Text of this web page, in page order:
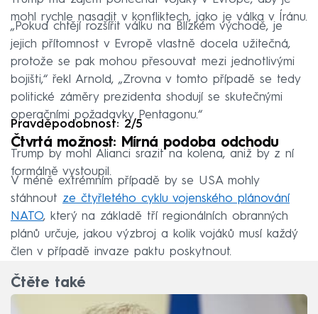
mohl rychle nasadit v konfliktech, jako je válka v Íránu.
„Pokud chtějí rozšířit válku na Blízkém východě, je
jejich přítomnost v Evropě vlastně docela užitečná,
protože se pak mohou přesouvat mezi jednotlivými
bojišti,“ řekl Arnold, „Zrovna v tomto případě se tedy
politické záměry prezidenta shodují se skutečnými
operačními požadavky Pentagonu.“
Pravděpodobnost: 2/5
Čtvrtá možnost: Mírná podoba odchodu
Trump by mohl Alianci srazit na kolena, aniž by z ní
formálně vystoupil.
V méně extrémním případě by se USA mohly
stáhnout ze čtyřletého cyklu vojenského plánování
NATO, který na základě tří regionálních obranných
plánů určuje, jakou výzbroj a kolik vojáků musí každý
člen v případě invaze paktu poskytnout.
Čtěte také